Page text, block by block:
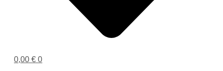
0,00 € 0